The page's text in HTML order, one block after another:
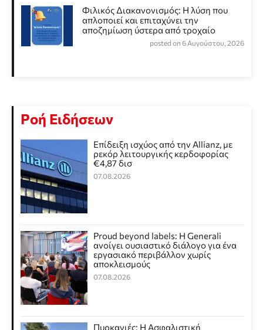
Φιλικός Διακανονισμός: Η λύση που
απλοποιεί και επιταχύνει την
αποζημίωση ύστερα από τροχαίο
posted on 6 Αυγούστου, 2026
Ροή Ειδήσεων
Επίδειξη ισχύος από την Allianz, με
ρεκόρ λειτουργικής κερδοφορίας
€4,87 δισ
07.08.2026
Proud beyond labels: Η Generali
ανοίγει ουσιαστικό διάλογο για ένα
εργασιακό περιβάλλον χωρίς
αποκλεισμούς
07.08.2026
Πυρκαγιές: Η Ασφαλιστική